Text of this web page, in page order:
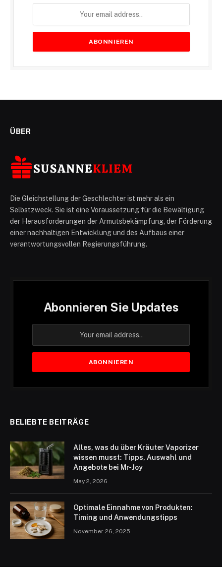
ÜBER
Die Gleichstellung der Geschlechter ist mehr als ein
Selbstzweck. Sie ist eine Voraussetzung für die Bewältigung
der Herausforderungen der Armutsbekämpfung, der Förderung
einer nachhaltigen Entwicklung und des Aufbaus einer
verantwortungsvollen Regierungsführung.
Abonnieren Sie Updates
BELIEBTE BEITRÄGE
Alles, was du über Kräuter Vaporizer
wissen musst: Tipps, Auswahl und
Angebote bei Mr-Joy
May 2, 2026
Optimale Einnahme von Produkten:
Timing und Anwendungstipps
November 26, 2025